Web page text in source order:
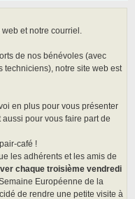
et notre courriel.
de nos bénévoles (avec
techniciens), notre site web est
en plus pour vous présenter
pour vous faire part de
café !
les adhérents et les amis de
chaque troisième vendredi
Européenne de la
de rendre une petite visite à